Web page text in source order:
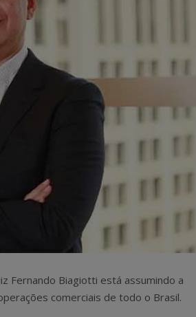
Fernando Biagiotti está assumindo a
comerciais de todo o Brasil.